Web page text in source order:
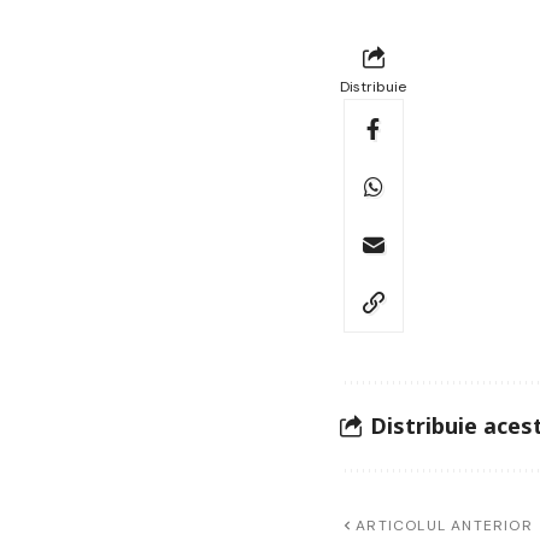
Distribuie
Distribuie
ARTICOLUL ANTERIOR